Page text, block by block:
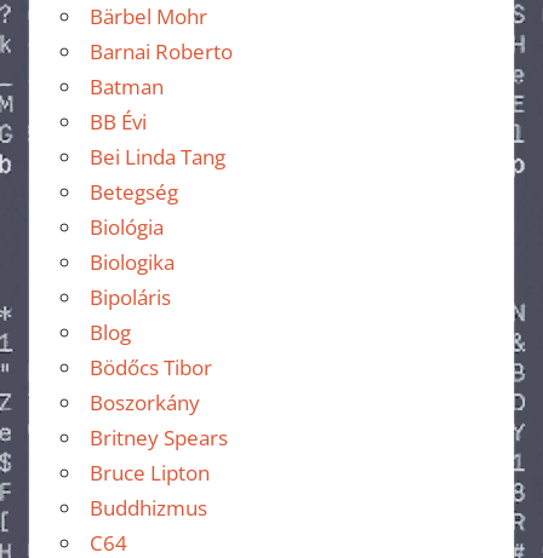
Bärbel Mohr
Barnai Roberto
Batman
BB Évi
Bei Linda Tang
Betegség
Biológia
Biologika
Bipoláris
Blog
Bödőcs Tibor
Boszorkány
Britney Spears
Bruce Lipton
Buddhizmus
C64